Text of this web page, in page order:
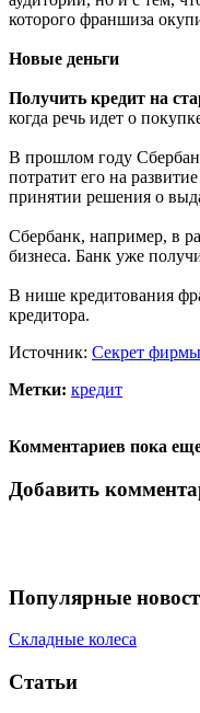
которого франшиза
Новые деньги
Получить кредит на
когда речь идет о
В прошлом году
потратит его на
принятии решения о
Сбербанк, например, в
бизнеса. Банк уже
В нише кредитования
кредитора.
Источник: Секрет фирмы
Метки: кредит
Комментариев пока
Добавить
Популярные
Складные колеса
Статьи